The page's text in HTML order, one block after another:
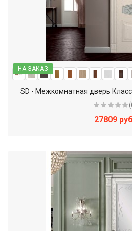
НА ЗАКАЗ
SD - Межкомнатная дверь
27809